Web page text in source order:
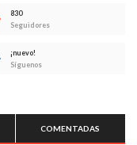
830
Seguidores
¡nuevo!
Síguenos
COMENTADAS